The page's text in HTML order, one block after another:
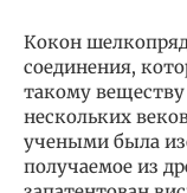
Кокон
соединения,
такому
нескольких
учеными была
получаемое из